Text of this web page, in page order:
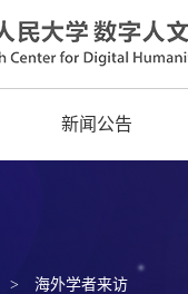
新闻公告
> 海外学者来访